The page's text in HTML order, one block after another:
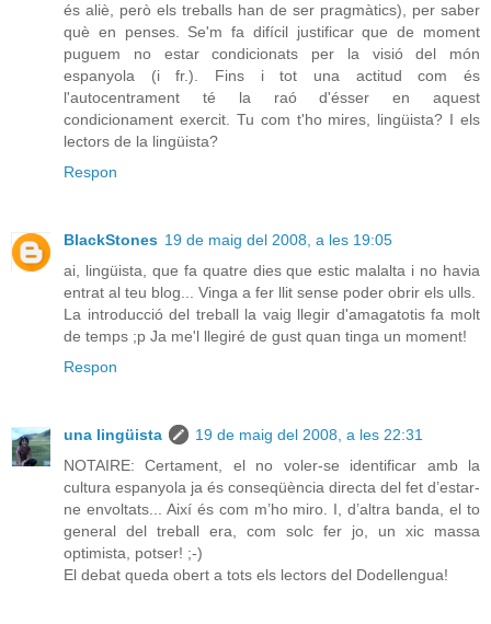
és aliè, però els treballs han de ser pragmàtics), per saber
què en penses. Se'm fa difícil justificar que de moment
puguem no estar condicionats per la visió del món
espanyola (i fr.). Fins i tot una actitud com és
l'autocentrament té la raó d'ésser en aquest
condicionament exercit. Tu com t'ho mires, lingüista? I els
lectors de la lingüista?
Respon
BlackStones 19 de maig del 2008, a les 19:05
ai, lingüista, que fa quatre dies que estic malalta i no havia
entrat al teu blog... Vinga a fer llit sense poder obrir els ulls.
La introducció del treball la vaig llegir d'amagatotis fa molt
de temps ;p Ja me'l llegiré de gust quan tinga un moment!
Respon
una lingüista
19 de maig del 2008, a les 22:31
NOTAIRE: Certament, el no voler-se identificar amb la
cultura espanyola ja és conseqüència directa del fet d’estar-
ne envoltats... Així és com m’ho miro. I, d’altra banda, el to
general del treball era, com solc fer jo, un xic massa
optimista, potser! ;-)
El debat queda obert a tots els lectors del Dodellengua!